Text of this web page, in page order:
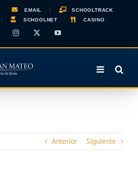
EMAIL
SCHOOLTRACK
SCHOOLNET CASINO
FacebookInstagram YouTube
Anterior Siguiente